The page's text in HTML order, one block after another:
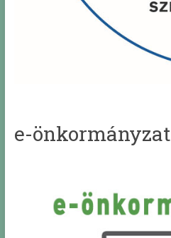
e-önkormányzat